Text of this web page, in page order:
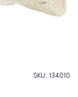
SKU: 134010